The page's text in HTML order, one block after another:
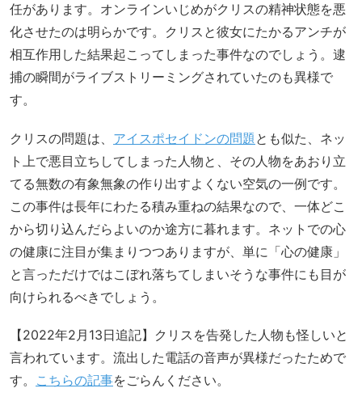
任があります。オンラインいじめがクリスの精神状態を悪
化させたのは明らかです。クリスと彼女にたかるアンチが
相互作用した結果起こってしまった事件なのでしょう。逮
捕の瞬間がライブストリーミングされていたのも異様で
す。
クリスの問題は、 アイスポセイドンの問題 とも似た、ネッ
ト上で悪目立ちしてしまった人物と、その人物をあおり立
てる無数の有象無象の作り出すよくない空気の一例です。
この事件は長年にわたる積み重ねの結果なので、一体どこ
から切り込んだらよいのか途方に暮れます。ネットでの心
の健康に注目が集まりつつありますが、単に「心の健康」
と言っただけではこぼれ落ちてしまいそうな事件にも目が
向けられるべきでしょう。
【2022年2月13日追記】クリスを告発した人物も怪しいと
言われています。流出した電話の音声が異様だったためで
す。 こちらの記事をごらんください。